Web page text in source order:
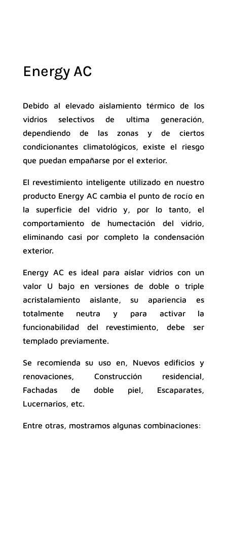
Energy AC
Debido al elevado aislamiento térmico de los
vidrios selectivos de ultima generación,
dependiendo de las zonas y de ciertos
condicionantes climatológicos, existe el riesgo
que puedan empañarse por el exterior.
El revestimiento inteligente utilizado en nuestro
producto Energy AC cambia el punto de rocío en
la superficie del vidrio y, por lo tanto, el
comportamiento de humectación del vidrio,
eliminando casi por completo la condensación
exterior.
Energy AC es ideal para aislar vidrios con un
valor U bajo en versiones de doble o triple
acristalamiento aislante, su apariencia es
totalmente neutra y para activar la
funcionabilidad del revestimiento, debe ser
templado previamente.
Se recomienda su uso en, Nuevos edificios y
renovaciones, Construcción residencial,
Fachadas de doble piel, Escaparates,
Lucernarios, etc.
Entre otras, mostramos algunas combinaciones: